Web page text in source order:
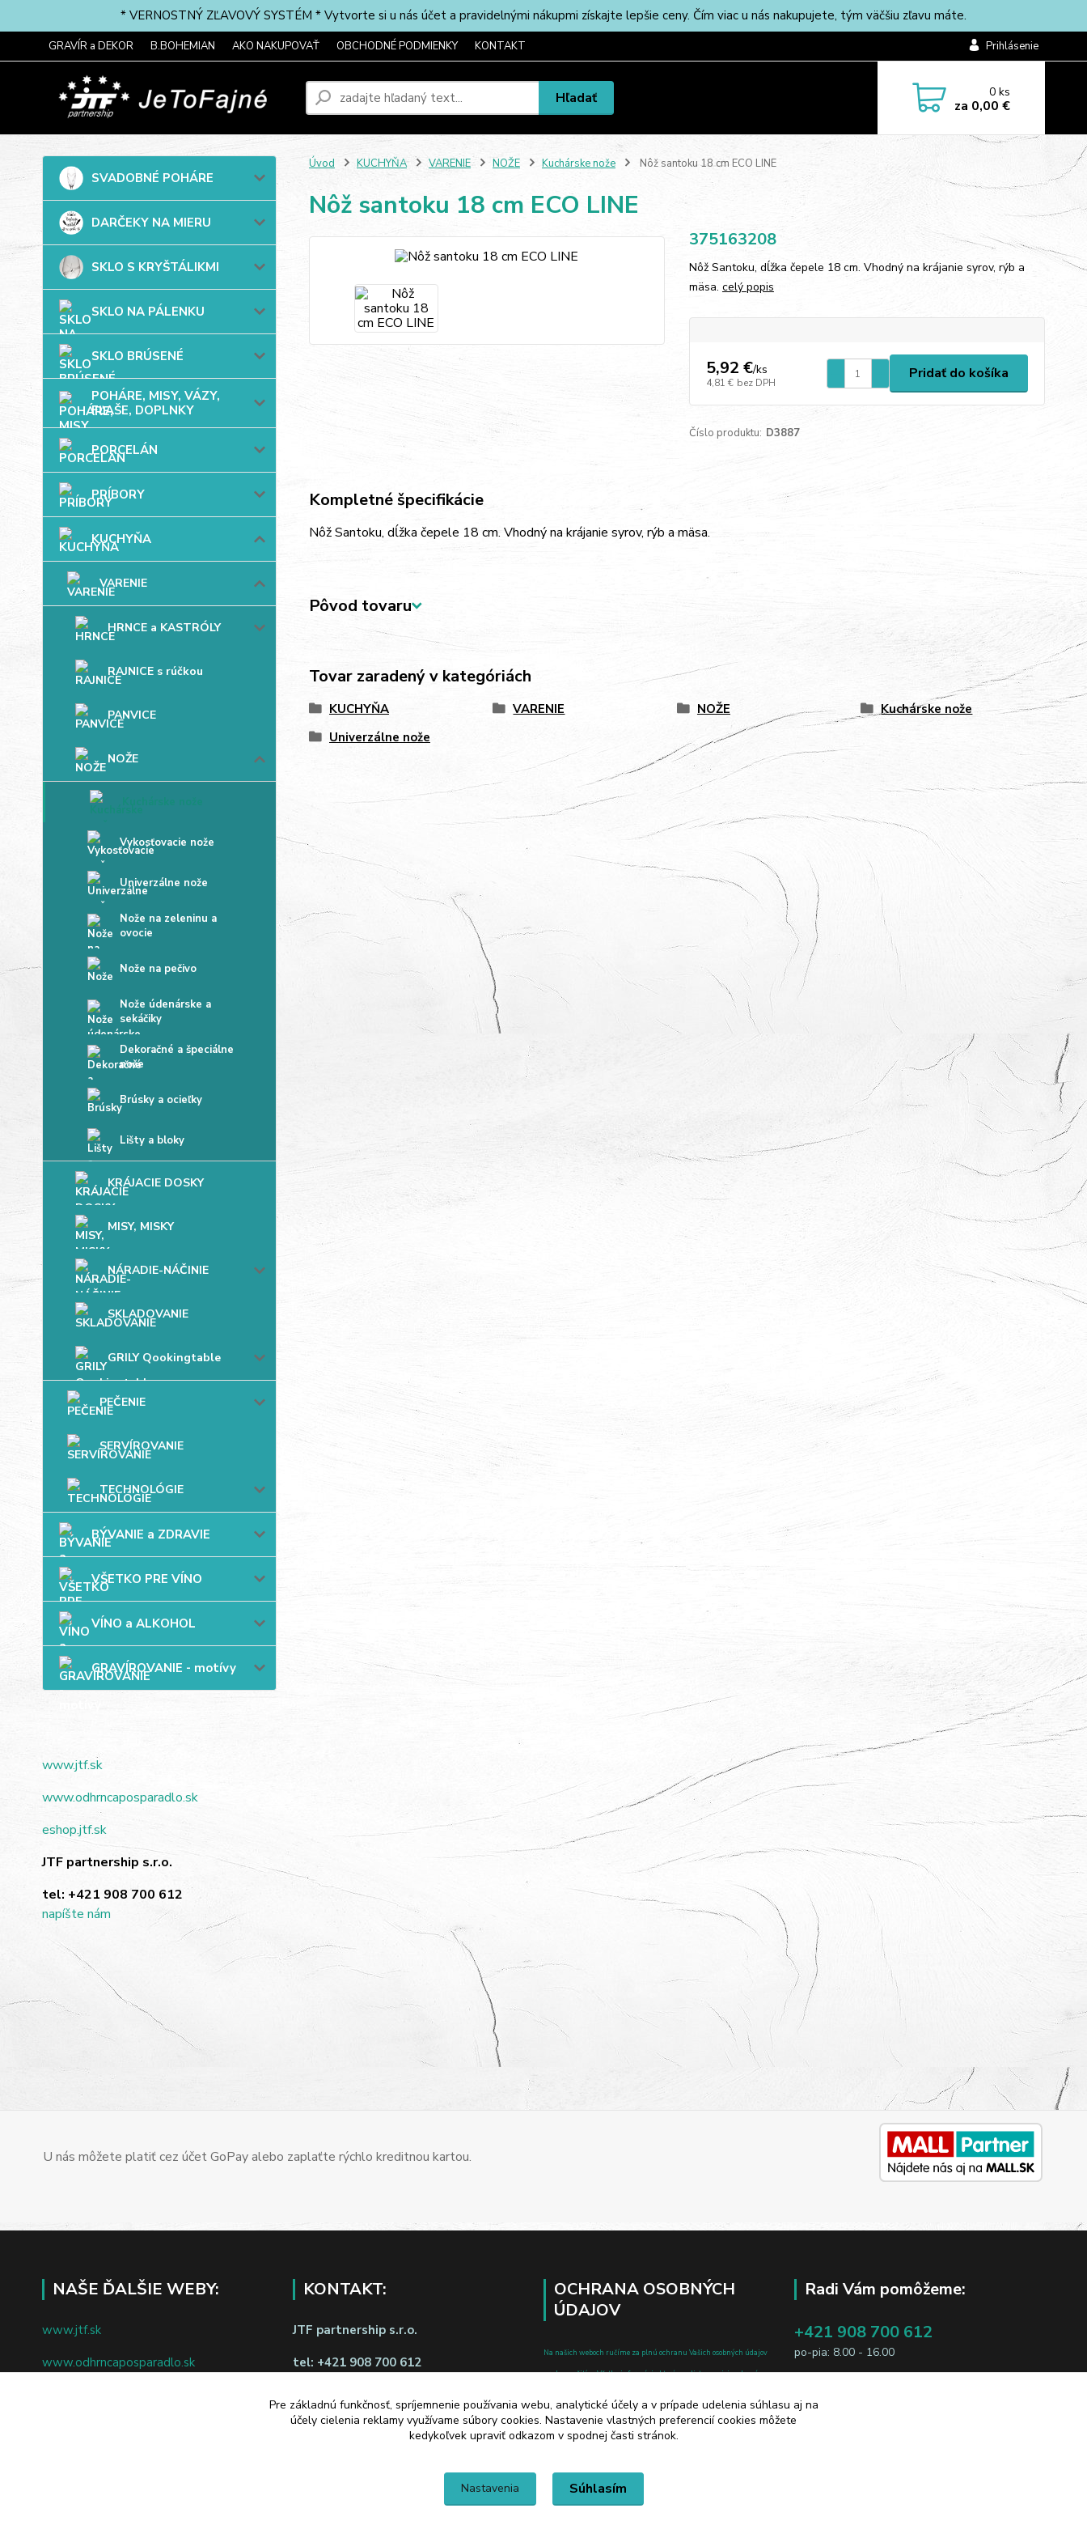
* VERNOSTNÝ ZĽAVOVÝ SYSTÉM * Vytvorte si u nás účet a pravidelnými nákupmi získajte lepšie ceny. Čím viac u nás nakupujete, tým väčšiu zľavu máte.
GRAVÍR a DEKOR B.BOHEMIAN AKO NAKUPOVAŤ OBCHODNÉ PODMIENKY KONTAKT Prihlásenie
Hľadať 0ks
za 0,00 €
SVADOBNÉ POHÁRE
DARČEKY NA MIERU
SKLO S KRYŠTÁLIKMI
SKLO NA PÁLENKU
SKLO BRÚSENÉ
POHÁRE, MISY, VÁZY,
FĽAŠE, DOPLNKY
PORCELÁN
PRÍBORY
KUCHYŇA
VARENIE
HRNCE a KASTRÓLY
RAJNICE s rúčkou
PANVICE
NOŽE
Vykosťovacie nože
Univerzálne nože
Nože na zeleninu a
ovocie
Nože na pečivo
Nože údenárske a
sekáčiky
Dekoračné a špeciálne
nože
Brúsky a ocieľky
Lišty a bloky
KRÁJACIE DOSKY
MISY, MISKY
NÁRADIE-NÁČINIE
SKLADOVANIE
GRILY Qookingtable
PEČENIE
SERVÍROVANIE
TECHNOLÓGIE
BÝVANIE a ZDRAVIE
VŠETKO PRE VÍNO
VÍNO a ALKOHOL
GRAVÍROVANIE - motívy
www.jtf.sk
www.odhrncaposparadlo.sk
eshop.jtf.sk
JTF partnership s.r.o.
tel: +421 908 700 612
napíšte nám
Úvod KUCHYŇA VARENIE NOŽE Kuchárske nože Nôž santoku 18 cm ECO LINE
Nôž santoku 18 cm ECO LINE
375163208
Nôž Santoku, dĺžka čepele 18 cm. Vhodný na krájanie syrov, rýb a
mäsa. celý popis
5,92 €/ks
4,81 € bez DPH
Pridať do košíka
Číslo produktu: D3887
Kompletné špecifikácie
Nôž Santoku, dĺžka čepele 18 cm. Vhodný na krájanie syrov, rýb a mäsa.
Pôvod tovaru
Tovar zaradený v kategóriách
KUCHYŇA VARENIE NOŽE
Kuchárske nože
Univerzálne nože
U nás môžete platiť cez účet GoPay alebo zaplaťte rýchlo kreditnou kartou.
NAŠE ĎALŠIE WEBY:
www.jtf.sk
www.odhrncaposparadlo.sk
KONTAKT:
JTF partnership s.r.o.
tel: +421 908 700 612
napíšte nám
Odstúpiť od zmluvy tu
OCHRANA OSOBNÝCH
ÚDAJOV
Na našich weboch ručíme za plnú ochranu Vašich osobných údajov
pred zneužitím. Všetky informácie, ktoré uvediete o svojej osobe, sú
a o zmene a doplnení niektorých zákonov.
Radi Vám pomôžeme:
+421 908 700 612
po-pia: 8.00 - 16.00
Pre základnú funkčnosť, spríjemnenie používania webu, analytické účely a v prípade udelenia súhlasu aj na
účely cielenia reklamy využívame súbory cookies. Nastavenie vlastných preferencií cookies môžete
kedykoľvek upraviť odkazom v spodnej časti stránok.
Nastavenia Súhlasím